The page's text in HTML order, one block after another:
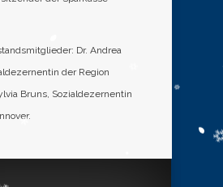
Dr. Andrea
der Region
Bruns, Sozialdezernentin